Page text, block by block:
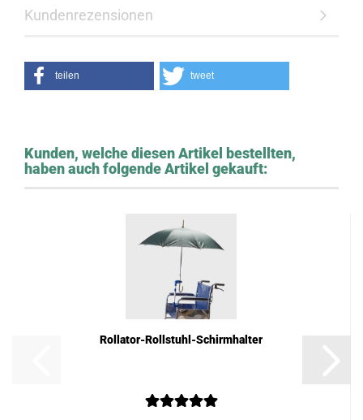
Kundenrezensionen
teilen tweet
Kunden, welche diesen Artikel bestellten,
haben auch folgende Artikel gekauft:
Rollator-Rollstuhl-Schirmhalter